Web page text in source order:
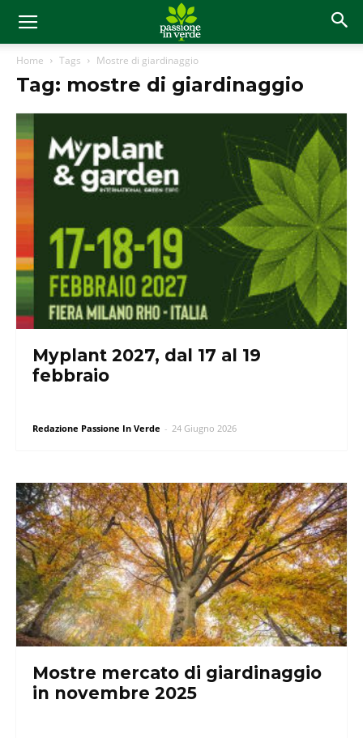
Home Tags Mostre di giardinaggio
Tag: mostre di giardinaggio
Myplant 2027, dal 17 al 19
febbraio
Redazione Passione In Verde - 24 Giugno 2026
Mostre mercato di giardinaggio
in novembre 2025